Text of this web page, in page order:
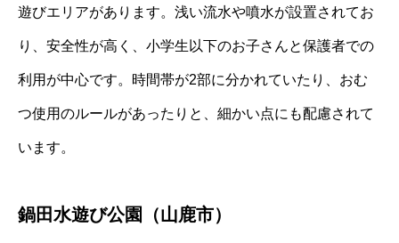
遊びエリアがあります。浅い流水や噴水が設置されてお
り、安全性が高く、小学生以下のお子さんと保護者での
利用が中心です。時間帯が2部に分かれていたり、おむ
つ使用のルールがあったりと、細かい点にも配慮されて
います。
鍋田水遊び公園（山鹿市）